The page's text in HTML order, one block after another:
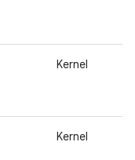
Kernel
Kernel